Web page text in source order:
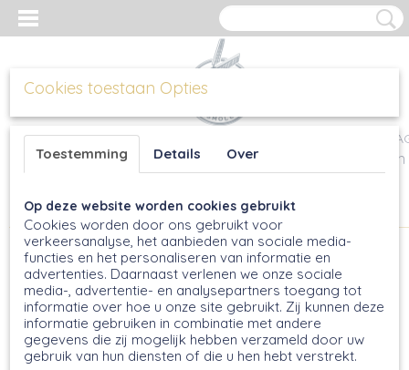
Inloggen Registreren UW
Geen producten
Home >Meel en bloem>Muesli, 400g
Cookies toestaan Opties
Toestemming Details Over
Op deze website worden cookies gebruikt
Cookies worden door ons gebruikt voor
verkeersanalyse, het aanbieden van sociale media-
functies en het personaliseren van informatie en
advertenties. Daarnaast verlenen we onze sociale
media-, advertentie- en analysepartners toegang tot
informatie over hoe u onze site gebruikt. Zij kunnen deze
informatie gebruiken in combinatie met andere
gegevens die zij mogelijk hebben verzameld door uw
gebruik van hun diensten of die u hen hebt verstrekt.